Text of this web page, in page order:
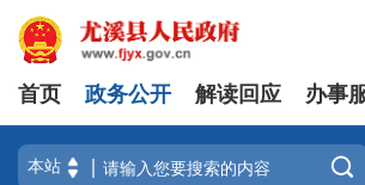
首页 政务公开 解读回应 办事
